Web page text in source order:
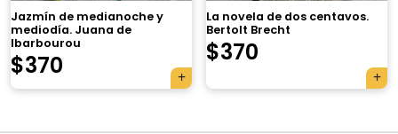
Jazmín de medianoche y
mediodía. Juana de
Ibarbourou
$370
La novela de dos centavos.
Bertolt Brecht
$370
Tu carrito está vacío.
Agregá un producto y aparecerá acá
automáticamente.